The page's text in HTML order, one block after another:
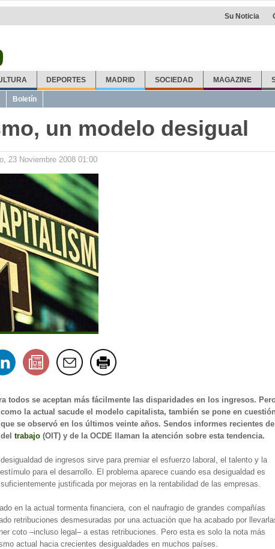
Su Noticia
DEPORTES MADRID SOCIEDAD MAGAZINE
Boletín
un modelo desigual
23 Noviembre 2008 01:00
todos se aceptan más fácilmente las disparidades en los ingresos.
la actual sacude el modelo capitalista, también se pone en cuestión
se observó en los últimos veinte años. Sendos informes recientes de
trabajo (OIT) y de la OCDE llaman la atención sobre esta tendencia.
de ingresos sirve para premiar el esfuerzo laboral, el talento y la
para el desarrollo. El problema aparece cuando esa desigualdad es
justificada por mejoras en la rentabilidad de las empresas.
en la actual tormenta financiera, con el naufragio de grandes compañías
retribuciones desmesuradas por una actuación que ha acabado por
coto –incluso legal– a estas retribuciones. Pero esta es solo la nota más
actual hacia crecientes desigualdades en muchos países.